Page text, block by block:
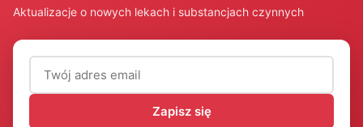
Aktualizacje o nowych lekach i substancjach czynnych
Adres email (wymagany)
Zapisz się